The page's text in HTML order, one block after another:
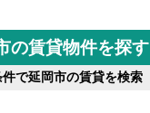
の賃貸物件を探す
件で延岡市の賃貸を検索